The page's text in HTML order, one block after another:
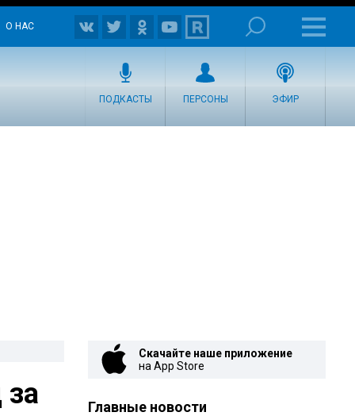
О НАС
ПОДКАСТЫ ПЕРСОНЫ ЭФИР
Скачайте наше приложение
на App Store
Главные новости